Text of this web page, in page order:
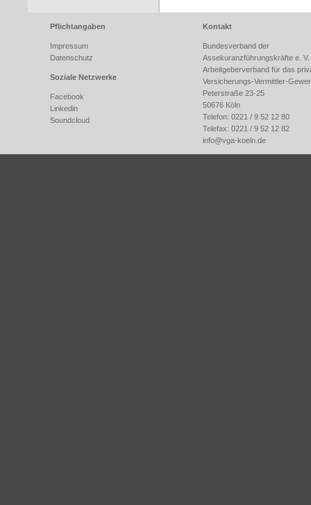
Pflichtangaben
Impressum
Datenschutz
Soziale Netzwerke
Facebook
Linkedin
Soundcloud
Kontakt
Bundesverband der
Assekuranzführungskräfte e. V.
Arbeitgeberverband für das
Versicherungs-Vermittler-
Peterstraße 23-25
50676 Köln
Telefon: 0221 / 9 52 12 80
Telefax: 0221 / 9 52 12 82
info@vga-koeln.de